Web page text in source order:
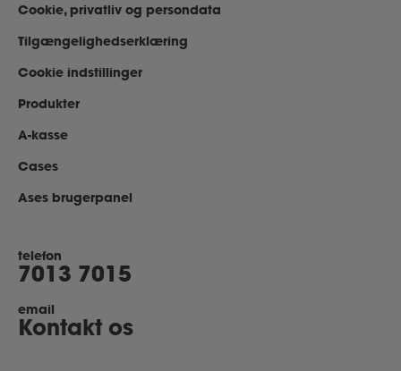
Cookie, privatliv og persondata
Tilgængelighedserklæring
Cookie indstillinger
Produkter
A-kasse
Cases
Ases brugerpanel
telefon
7013 7015
email
Kontakt os